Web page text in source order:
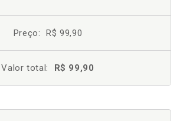
Preço: R$ 99,90
Valor total: R$ 99,90